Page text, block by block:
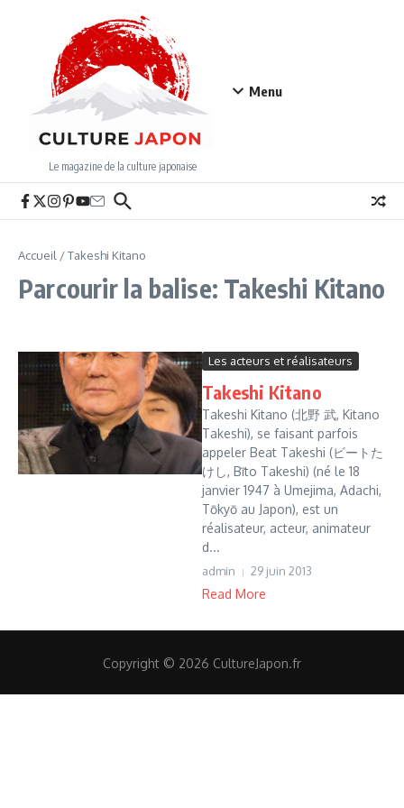
Le magazine de la culture japonaise
Menu
Accueil /Takeshi Kitano
Parcourir la balise: Takeshi Kitano
Les acteurs et réalisateurs
Takeshi Kitano
Takeshi Kitano (北野 武, Kitano
Takeshi), se faisant parfois
appeler Beat Takeshi (ビートた
けし, Bīto Takeshi) (né le 18
janvier 1947 à Umejima, Adachi,
Tōkyō au Japon), est un
réalisateur, acteur, animateur
d...
admin 29 juin 2013
Read More